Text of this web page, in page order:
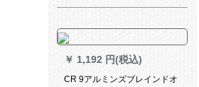
爪フーク(米黄)幅3.0*高2.7 m
￥ 1,192 円(税込)
CR 9アルミンズブレインドオ